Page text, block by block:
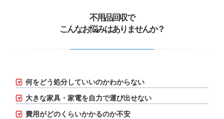
不用品回収で
こんなお悩みはありませんか？
何をどう処分していいのかわからない
大きな家具・家電を自力で運び出せない
費用がどのくらいかかるのか不安